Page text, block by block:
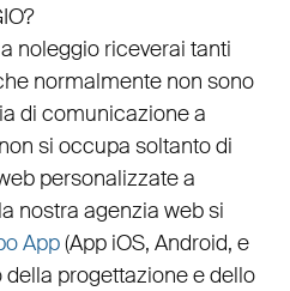
noleggio riceverai tanti
normalmente non sono
di comunicazione a
si occupa soltanto di
personalizzate a
nostra agenzia websi
App(App iOS, Android, e
della progettazionee dello